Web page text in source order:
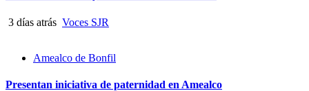
3 días atrás Voces SJR
Amealco de Bonfil
Presentan iniciativa de paternidad en Amealco